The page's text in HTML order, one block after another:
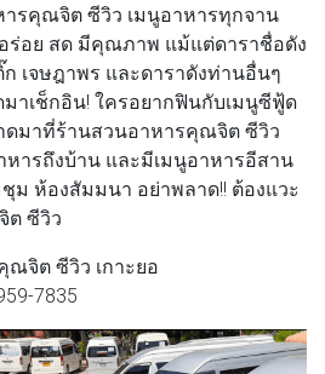
ารคุณจิต ซีวิว เมนูอาหารทุกจาน
ร่อย สด มีคุณภาพ แม้แต่ดาราชื่อดัง
เจษฎาพร และดาราดังท่านอื่นๆ
าเช็กอิน! ใครอยากฟินกับเมนูซีฟู้ด
ดมาที่ร้านสวนอาหารคุณจิต ซีวิว
หารถึงบ้าน และมีเมนูอาหารอีสาน
ม ห้องสัมมนา อย่าพลาด!! ต้องแวะ
ต ซีวิว
ณจิต ซีวิว เกาะยอ
7835